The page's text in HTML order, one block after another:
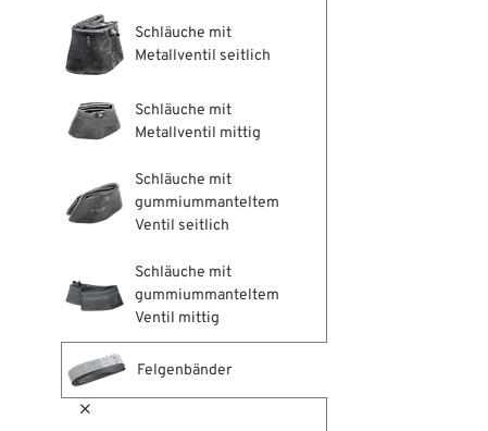
Schläuche mit
Metallventil seitlich
Schläuche mit
Metallventil mittig
Schläuche mit
gummiummanteltem
Ventil seitlich
Schläuche mit
gummiummanteltem
Ventil mittig
Felgenbänder
